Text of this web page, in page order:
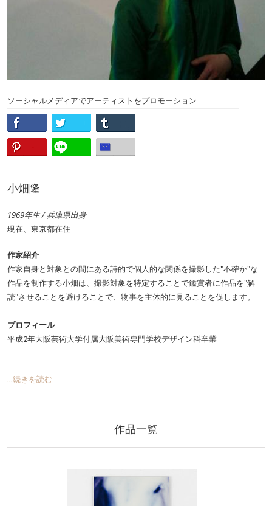
ソーシャルメディアでアーティストをプロモーション
小畑隆
1969年生 / 兵庫県出身
現在、東京都在住
作家紹介
作家自身と対象との間にある詩的で個人的な関係を撮影した"不確か"な
作品を制作する小畑は、撮影対象を特定することで鑑賞者に作品を"解
読"させることを避けることで、物事を主体的に見ることを促します。
プロフィール
平成2年大阪芸術大学付属大阪美術専門学校デザイン科卒業
...続きを読む
作品一覧